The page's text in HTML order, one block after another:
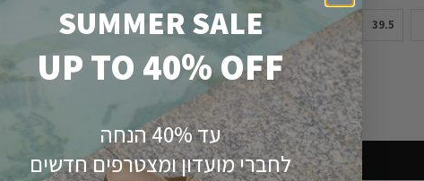
39.5
40
SUMMER SALE
UP TO 40% OFF
עד 40% הנחה
לחברי מועדון ומצטרפים חדשים